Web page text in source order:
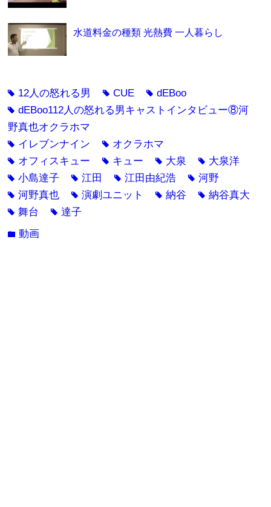
水道料金の種類 光熱費 一人暮らし
tag 12人の怒れる男 tagCUE tagdEBoo
tagdEBoo112人の怒れる男キャストインタビュー⑧河
野真也オクラホマ
tag イレブンナイン tag オクラホマ
tag オフィスキュー tag キュー tag 大泉 tag 大泉洋
tag小島達子 tag江田 tag江田由紀浩 tag河野
tag河野真也 tag演劇ユニット tag納谷 tag納谷真大
tag舞台 tag達子
folder動画